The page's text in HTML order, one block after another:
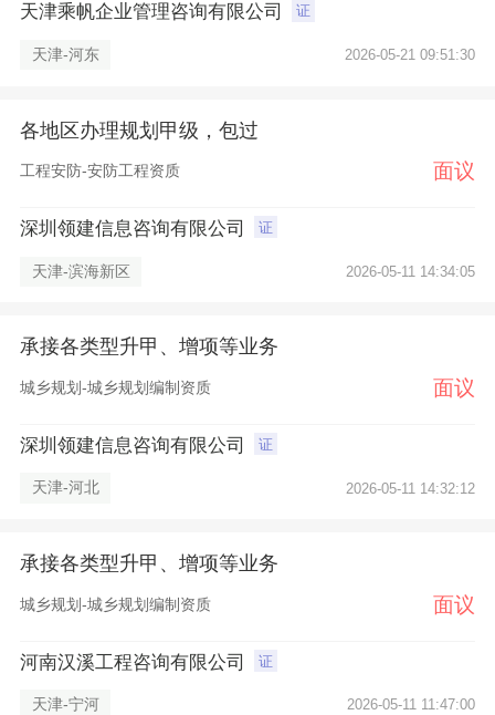
×
天津乘帆企业管理咨询有限公司 证
天津-河东 2026-05-21 09:51:30
各地区办理规划甲级，包过
工程安防-安防工程资质 面议
深圳领建信息咨询有限公司 证
天津-滨海新区 2026-05-11 14:34:05
承接各类型升甲、增项等业务
城乡规划-城乡规划编制资质 面议
深圳领建信息咨询有限公司 证
天津-河北 2026-05-11 14:32:12
承接各类型升甲、增项等业务
城乡规划-城乡规划编制资质 面议
河南汉溪工程咨询有限公司 证
天津-宁河 2026-05-11 11:47:00